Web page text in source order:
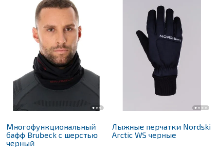
Многофункциональный
бафф Brubeck с шерстью
черный
Лыжные перчатки Nordski
Arctic WS черные